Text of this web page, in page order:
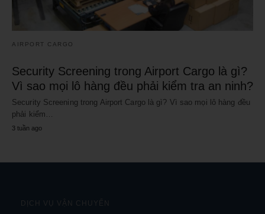
AIRPORT CARGO
Security Screening trong Airport Cargo là gì?
Vì sao mọi lô hàng đều phải kiểm tra an ninh?
Security Screening trong Airport Cargo là gì? Vì sao mọi lô hàng đều
phải kiểm…
3 tuần ago
DỊCH VỤ VẬN CHUYỂN